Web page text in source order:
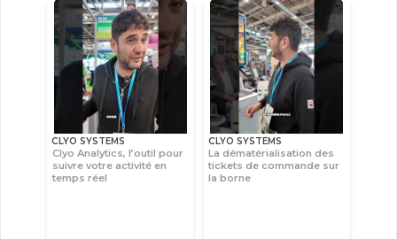
CLYO SYSTEMS
Clyo Analytics, l’outil pour
suivre votre activité en
temps réel
CLYO SYSTEMS
La dématérialisation des
tickets de commande sur
la borne